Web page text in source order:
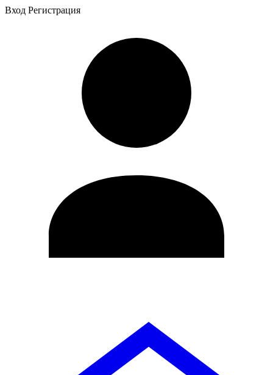
Вход Регистрация